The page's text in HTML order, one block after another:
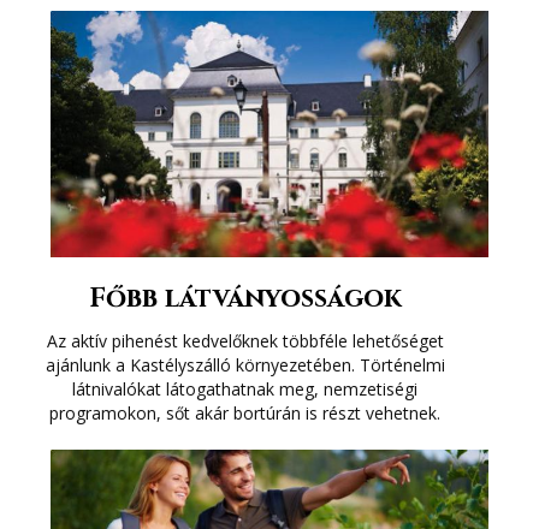
GALÉRIA
KAPCSOLAT
+36 30 177 4340
recepcio@ujhutakastelyszallo.hu
Főbb látványosságok
Az aktív pihenést kedvelőknek többféle lehetőséget
ajánlunk a Kastélyszálló környezetében. Történelmi
látnivalókat látogathatnak meg, nemzetiségi
programokon, sőt akár bortúrán is részt vehetnek.